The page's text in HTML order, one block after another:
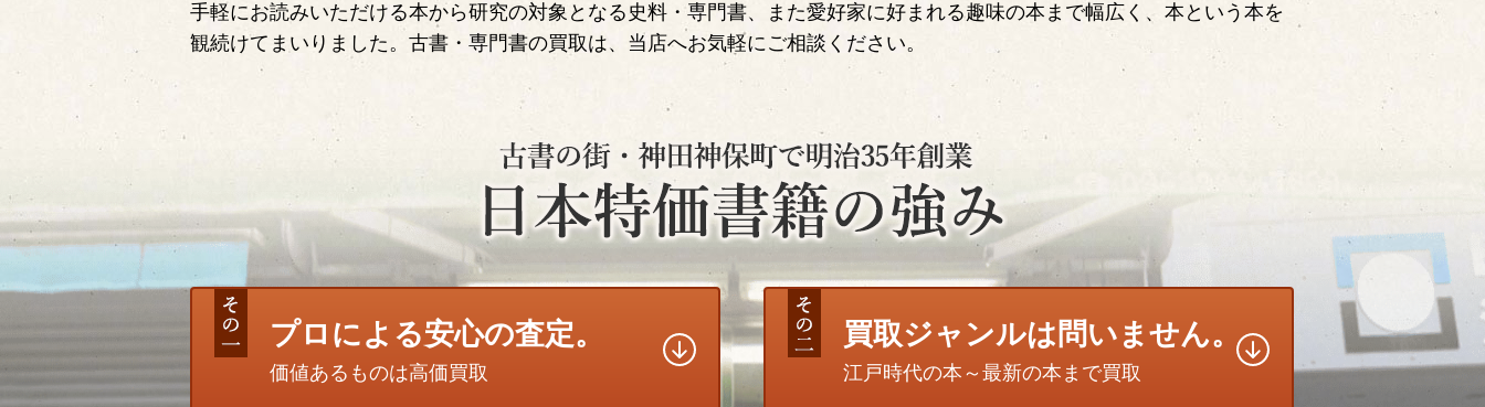
手軽にお読みいただける本から研究の対象となる史料・専門書、また愛好家に好まれる趣味の本まで幅広く、本という本を
観続けてまいりました。古書・専門書の買取は、当店へお気軽にご相談ください。
プロによる安心の査定。
価値あるものは高価買取
買取ジャンルは問いません。
江戸時代の本～最新の本まで買取